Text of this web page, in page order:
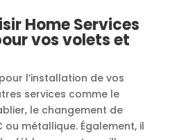
Home Services
vos volets et
l’installation de vos
services comme le
le changement de
ou métallique. Également, il